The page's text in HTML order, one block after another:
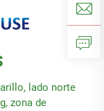
lado norte
zona de